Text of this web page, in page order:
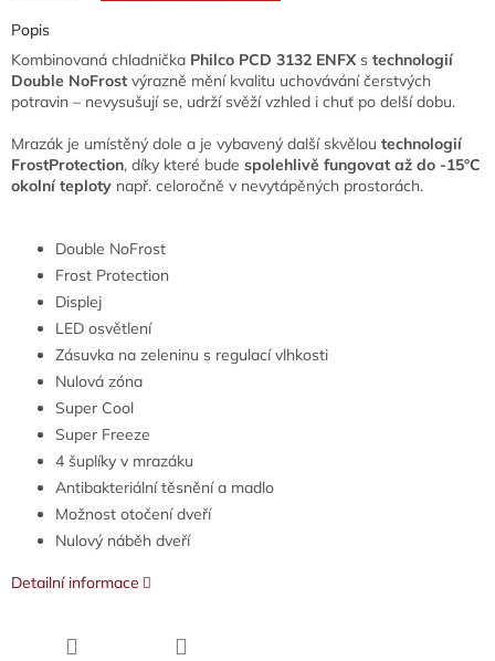
Popis
Kombinovaná chladnička Philco PCD 3132 ENFXs technologií
Double NoFrost výrazně mění kvalitu uchovávání čerstvých
potravin – nevysušují se, udrží svěží vzhled i chuť po delší dobu.
Mrazák je umístěný dole a je vybavený další skvělou technologií
FrostProtection, díky které bude spolehlivě fungovat až do -15°C
okolní teploty např. celoročně v nevytápěných prostorách.
Double NoFrost
Frost Protection
Displej
LED osvětlení
Zásuvka na zeleninu s regulací vlhkosti
Nulová zóna
Super Cool
Super Freeze
4 šuplíky v mrazáku
Antibakteriální těsnění a madlo
Možnost otočení dveří
Nulový náběh dveří
Detailní informace